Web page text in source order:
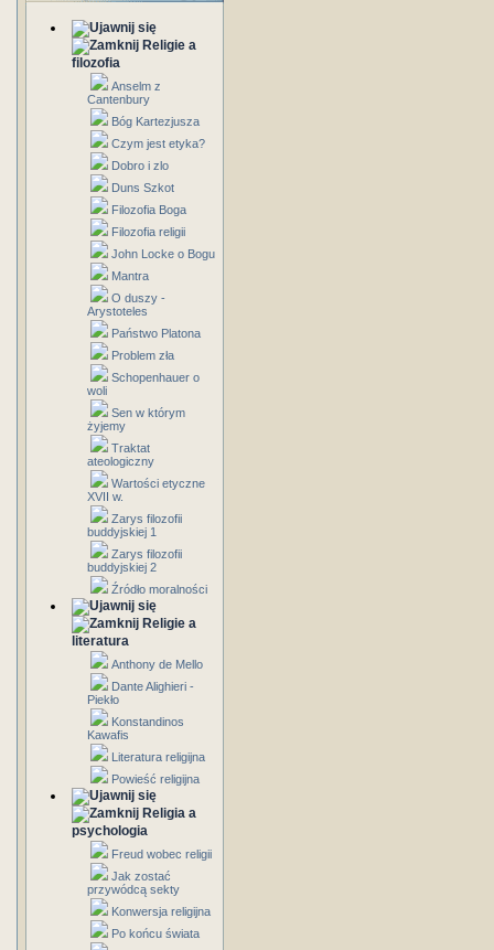
Religie a
filozofia
Anselm z
Cantenbury
Bóg Kartezjusza
Czym jest etyka?
Dobro i zlo
Duns Szkot
Filozofia Boga
Filozofia religii
John Locke o Bogu
Mantra
O duszy -
Arystoteles
Państwo Platona
Problem zła
Schopenhauer o
woli
Sen w którym
żyjemy
Traktat
ateologiczny
Wartości etyczne
XVII w.
Zarys filozofii
buddyjskiej 1
Zarys filozofii
buddyjskiej 2
Źródło moralności
Religie a
literatura
Anthony de Mello
Dante Alighieri -
Piekło
Konstandinos
Kawafis
Literatura religijna
Powieść religijna
Religia a
psychologia
Freud wobec religii
Jak zostać
przywódcą sekty
Konwersja religijna
Po końcu świata